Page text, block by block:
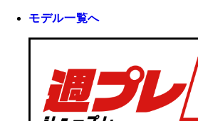
モデル一覧へ